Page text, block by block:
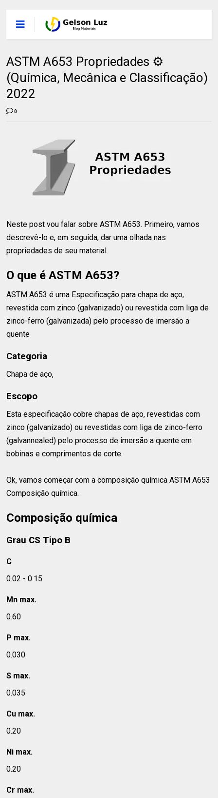
ASTM A653 Propriedades ⚙️
(Química, Mecânica e Classificação)
2022
0
Neste post vou falar sobre ASTM A653. Primeiro, vamos
descrevê-lo e, em seguida, dar uma olhada nas
propriedades de seu material.
O que é ASTM A653?
ASTM A653 é uma Especificação para chapa de aço,
revestida com zinco (galvanizado) ou revestida com liga de
zinco-ferro (galvanizada) pelo processo de imersão a
quente
Categoria
Chapa de aço,
Escopo
Esta especificação cobre chapas de aço, revestidas com
zinco (galvanizado) ou revestidas com liga de zinco-ferro
(galvannealed) pelo processo de imersão a quente em
bobinas e comprimentos de corte.
Ok, vamos começar com a composição química ASTM A653
Composição química.
Composição química
Grau CS Tipo B
C
0.02 - 0.15
Mn max.
0.60
P max.
0.030
S max.
0.035
Cu max.
0.20
Ni max.
0.20
Cr max.